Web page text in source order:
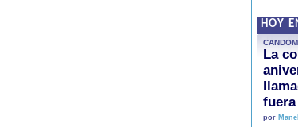
HOY
La
por